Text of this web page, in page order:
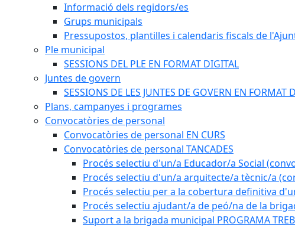
Informació dels regidors/es
Grups municipals
Pressupostos, plantilles i calendaris fiscals de
Ple municipal
SESSIONS DEL PLE EN FORMAT DIGITAL
Juntes de govern
SESSIONS DE LES JUNTES DE GOVERN EN FORMAT
Plans, campanyes i programes
Convocatòries de personal
Convocatòries de personal EN CURS
Convocatòries de personal TANCADES
Procés selectiu d'un/a Educador/a Social
Procés selectiu d'un/a arquitecte/a tècnic/a
Procés selectiu per a la cobertura definitiva
Procés selectiu ajudant/a de peó/na de la
Suport a la brigada municipal PROGRAMA